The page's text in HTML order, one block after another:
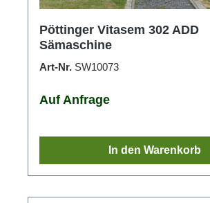
Pöttinger Vitasem 302 ADD
Sämaschine
Art-Nr. SW10073
Auf Anfrage
In den Warenkorb